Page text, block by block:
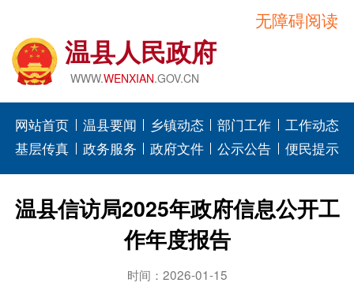
无障碍阅读
温县人民政府
WWW.WENXIAN.GOV.CN
网站首页 温县要闻 乡镇动态 部门工作
工作动态
基层传真
政务服务 政府文件 公示公告 便民提示
温县信访局2025年政府信息公开工
作年度报告
时间：2026-01-15